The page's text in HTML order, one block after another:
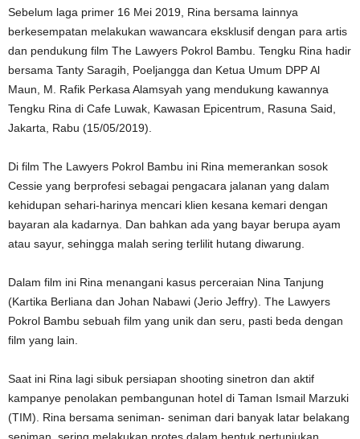
Sebelum laga primer 16 Mei 2019, Rina bersama lainnya
berkesempatan melakukan wawancara eksklusif dengan para artis
dan pendukung film The Lawyers Pokrol Bambu. Tengku Rina hadir
bersama Tanty Saragih, Poeljangga dan Ketua Umum DPP Al
Maun, M. Rafik Perkasa Alamsyah yang mendukung kawannya
Tengku Rina di Cafe Luwak, Kawasan Epicentrum, Rasuna Said,
Jakarta, Rabu (15/05/2019).
Di film The Lawyers Pokrol Bambu ini Rina memerankan sosok
Cessie yang berprofesi sebagai pengacara jalanan yang dalam
kehidupan sehari-harinya mencari klien kesana kemari dengan
bayaran ala kadarnya. Dan bahkan ada yang bayar berupa ayam
atau sayur, sehingga malah sering terlilit hutang diwarung.
Dalam film ini Rina menangani kasus perceraian Nina Tanjung
(Kartika Berliana dan Johan Nabawi (Jerio Jeffry). The Lawyers
Pokrol Bambu sebuah film yang unik dan seru, pasti beda dengan
film yang lain.
Saat ini Rina lagi sibuk persiapan shooting sinetron dan aktif
kampanye penolakan pembangunan hotel di Taman Ismail Marzuki
(TIM). Rina bersama seniman- seniman dari banyak latar belakang